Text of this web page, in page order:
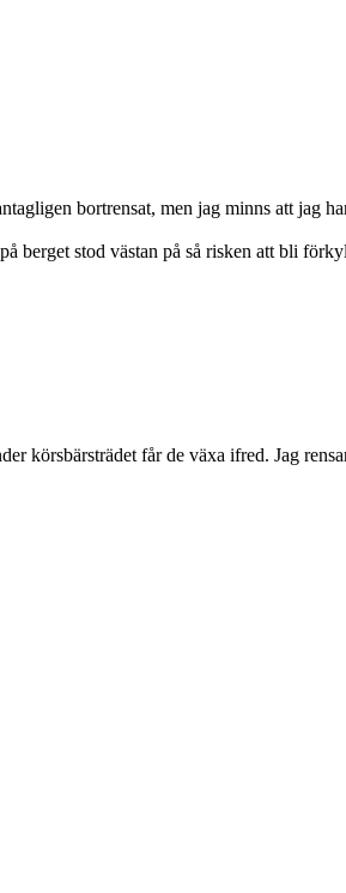
bortrensat, men jag minns att jag
stod västan på så risken att bli
får de växa ifred. Jag